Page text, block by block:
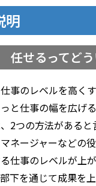
明
せるってどう
事のレベルを高くす
と仕事の幅を広げ
2つの方法があると
ネージャーなどの役
仕事のレベルが上
下を通じて成果を